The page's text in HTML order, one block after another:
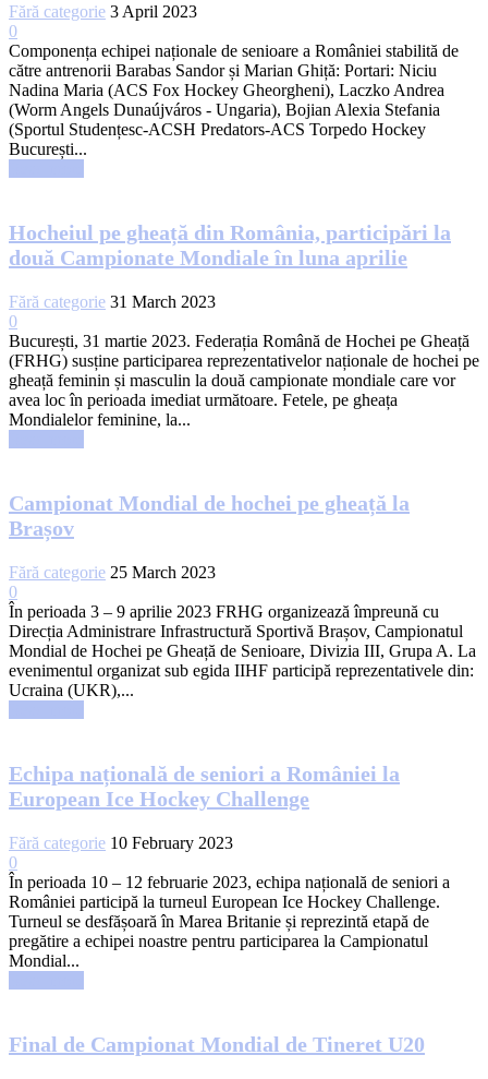
Fără categorie 3 April 2023
0
Componența echipei naționale de senioare a României stabilită de
către antrenorii Barabas Sandor și Marian Ghiță: Portari: Niciu
Nadina Maria (ACS Fox Hockey Gheorgheni), Laczko Andrea
(Worm Angels Dunaújváros - Ungaria), Bojian Alexia Stefania
(Sportul Studențesc-ACSH Predators-ACS Torpedo Hockey
București...
Hocheiul pe gheață din România, participări la
două Campionate Mondiale în luna aprilie
Fără categorie 31 March 2023
0
București, 31 martie 2023. Federația Română de Hochei pe Gheață
(FRHG) susține participarea reprezentativelor naționale de hochei pe
gheață feminin și masculin la două campionate mondiale care vor
avea loc în perioada imediat următoare. Fetele, pe gheața
Mondialelor feminine, la...
Campionat Mondial de hochei pe gheață la
Brașov
Fără categorie 25 March 2023
0
În perioada 3 – 9 aprilie 2023 FRHG organizează împreună cu
Direcția Administrare Infrastructură Sportivă Brașov, Campionatul
Mondial de Hochei pe Gheață de Senioare, Divizia III, Grupa A. La
evenimentul organizat sub egida IIHF participă reprezentativele din:
Ucraina (UKR),...
Echipa națională de seniori a României la
European Ice Hockey Challenge
Fără categorie 10 February 2023
0
În perioada 10 – 12 februarie 2023, echipa națională de seniori a
României participă la turneul European Ice Hockey Challenge.
Turneul se desfășoară în Marea Britanie și reprezintă etapă de
pregătire a echipei noastre pentru participarea la Campionatul
Mondial...
Final de Campionat Mondial de Tineret U20